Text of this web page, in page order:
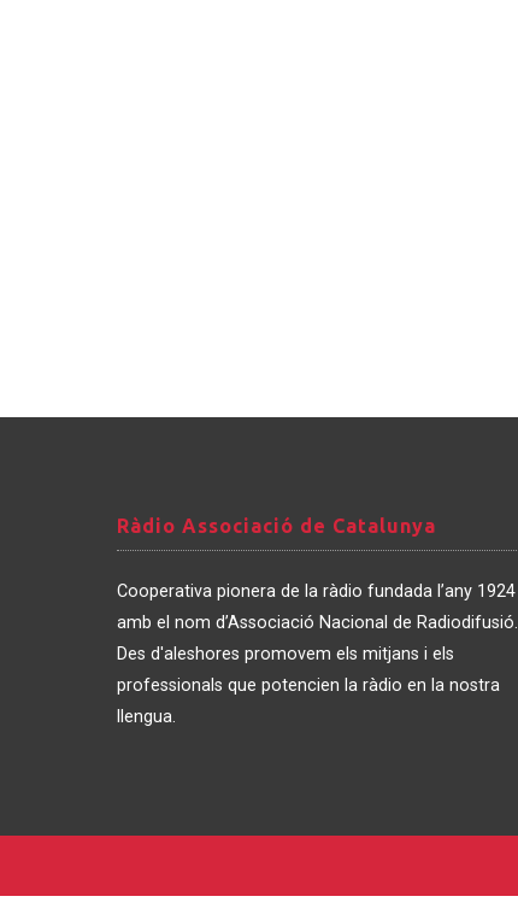
Ràdio
Associació
de
Catalunya
Ràdio Associació de Catalunya
Cooperativa pionera de la ràdio fundada l’any 1924
amb el nom d’Associació Nacional de Radiodifusió.
Des d'aleshores promovem els mitjans i els
professionals que potencien la ràdio en la nostra
llengua.